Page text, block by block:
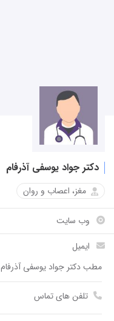
دکتر جواد یوسفی آذرفام
مغز، اعصاب و روان
وب سایت
ایمیل
مطب دکتر جواد یوسفی آذرفام
تلفن های تماس